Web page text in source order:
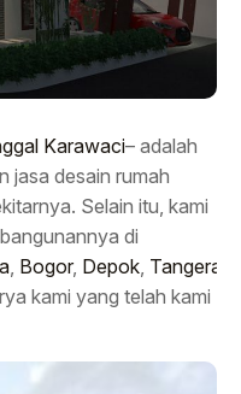
Karawaci– adalah
jasa desain rumah
Selain itu, kami
di
, Bogor, Depok,
kami yang telah kami